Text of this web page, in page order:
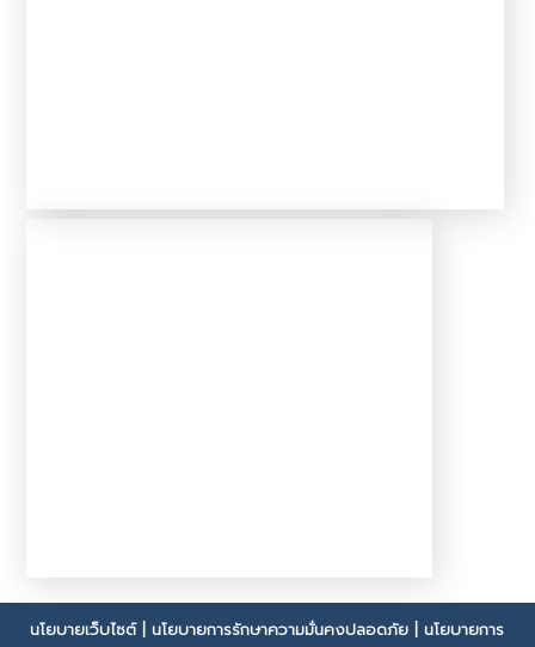
นโยบายเว็บไซต์| นโยบายการรักษาความมั่นคงปลอดภัย นโยบายการ